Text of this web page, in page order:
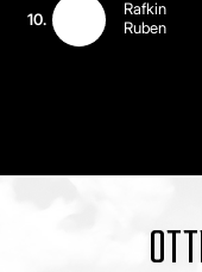
10.
Rafkin
Ruben